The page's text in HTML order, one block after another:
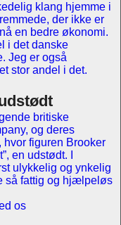
klang hjemme i
der ikke er
en bedre økonomi.
i det danske
Jeg er også
stor andel i det.
britiske
og deres
hvor figuren Brooker
en udstødt. I
ulykkelig og ynkelig
så fattig og hjælpeløs
os